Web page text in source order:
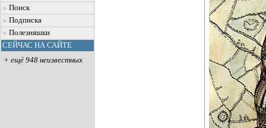
Поиск
Подписка
Полезняшки
СЕЙЧАС НА САЙТЕ
+ ещё 948 неизвестных